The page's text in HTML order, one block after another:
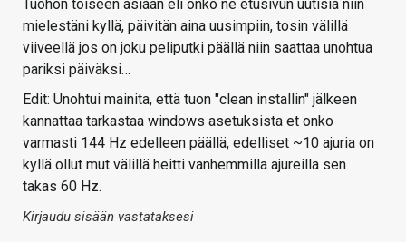
Tuohon toiseen asiaan eli onko ne etusivun uutisia niin
mielestäni kyllä, päivitän aina uusimpiin, tosin välillä
viiveellä jos on joku peliputki päällä niin saattaa unohtua
pariksi päiväksi…
Edit: Unohtui mainita, että tuon "clean installin" jälkeen
kannattaa tarkastaa windows asetuksista et onko
varmasti 144 Hz edelleen päällä, edelliset ~10 ajuria on
kyllä ollut mut välillä heitti vanhemmilla ajureilla sen
takas 60 Hz.
Kirjaudu sisään vastataksesi